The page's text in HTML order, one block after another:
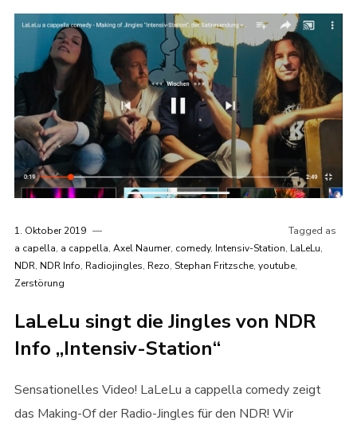
1. Oktober 2019
Tagged as
a capella, a cappella, Axel Naumer, comedy, Intensiv-Station, LaLeLu,
NDR, NDR Info, Radiojingles, Rezo, Stephan Fritzsche, youtube,
Zerstörung
LaLeLu singt die Jingles von NDR
Info „Intensiv-Station“
Sensationelles Video! LaLeLu a cappella comedy zeigt
das Making-Of der Radio-Jingles für den NDR! Wir